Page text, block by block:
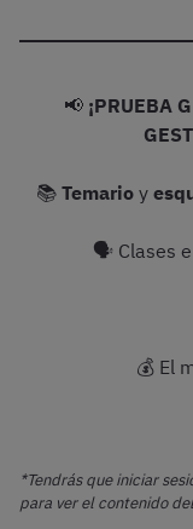
📢 ¡PRUEBA
📚 Temario y
🗣 Clases
💰 El
*Tendrás que iniciar
para ver el contenido